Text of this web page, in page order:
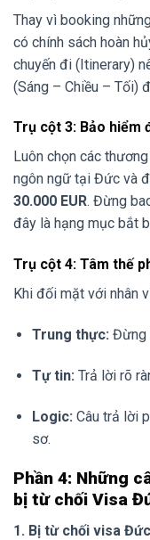
Thay vì booking
có chính sách hoàn
chuyến đi (Itinerary)
(Sáng – Chiều – Tối)
Trụ cột 3: Bảo hiểm
Luôn chọn các
ngôn ngữ tại Đức và
30.000 EUR. Đừng
đây là hạng mục bắt
Trụ cột 4: Tâm thế
Khi đối mặt với nhân
Trung thực: Đừng
Tự tin: Trả lời rõ
Logic: Câu trả lời
sơ.
Phần 4: Những
bị từ chối Visa
1. Bị từ chối visa